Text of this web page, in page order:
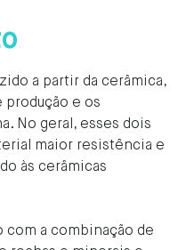
a partir da cerâmica,
produção e os
No geral, esses dois
maior resistência e
às cerâmicas
com a combinação de